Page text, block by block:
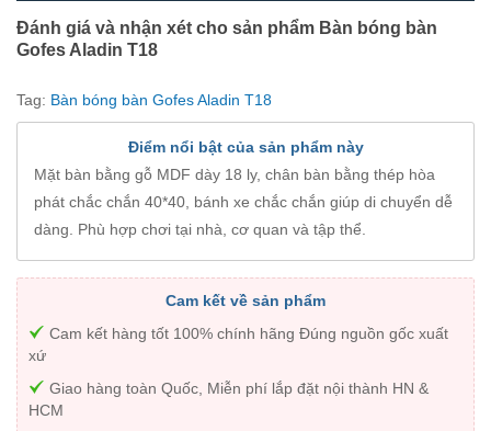
Đánh giá và nhận xét cho sản phẩm Bàn bóng bàn
Gofes Aladin T18
Tag: Bàn bóng bàn Gofes Aladin T18
Điểm nổi bật của sản phẩm này
Mặt bàn bằng gỗ MDF dày 18 ly, chân bàn bằng thép hòa
phát chắc chắn 40*40, bánh xe chắc chắn giúp di chuyển dễ
dàng. Phù hợp chơi tại nhà, cơ quan và tập thể.
Cam kết về sản phẩm
Cam kết hàng tốt 100% chính hãng Đúng nguồn gốc xuất
xứ
Giao hàng toàn Quốc, Miễn phí lắp đặt nội thành HN &
HCM